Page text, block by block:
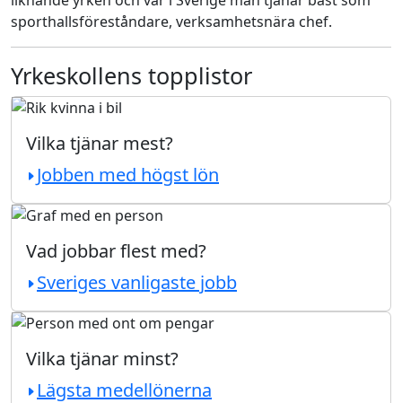
sporthallsföreståndare, verksamhetsnära chef.
Yrkeskollens topplistor
Vilka tjänar mest?
Jobben med högst lön
Vad jobbar flest med?
Sveriges vanligaste jobb
Vilka tjänar minst?
Lägsta medellönerna